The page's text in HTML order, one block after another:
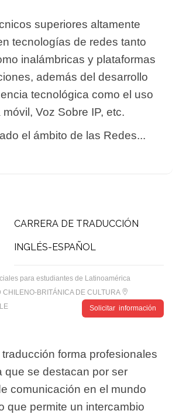
superiores altamente
tecnologías de redes tanto
inalámbricas y plataformas
además del desarrollo
tecnológica como el uso
Voz Sobre IP, etc.
el ámbito de las Redes...
CARRERA DE TRADUCCIÓN
INGLÉS-ESPAÑOL
para estudiantes de Latinoamérica
CHILENO-BRITÁNICA DE CULTURA
Solicitar información
forma profesionales
que se destacan por ser
comunicación en el mundo
que permite un intercambio